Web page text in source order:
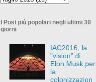
I Post più popolari negli ultimi 30
giorni
IAC2016, la
"vision" di
Elon Musk per
la
colonizzazion